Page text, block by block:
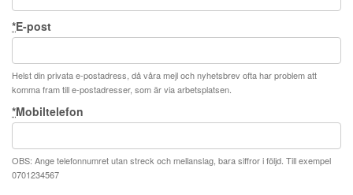
*E-post
Helst din privata e-postadress, då våra mejl och nyhetsbrev ofta har problem att
komma fram till e-postadresser, som är via arbetsplatsen.
*Mobiltelefon
OBS: Ange telefonnumret utan streck och mellanslag, bara siffror i följd. Till exempel
0701234567